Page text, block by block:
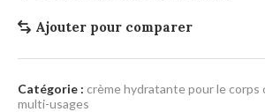
Ajouter pour comparer
Catégorie : crème hydratante pour le
multi-usages